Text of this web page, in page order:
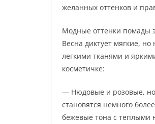
желанных оттенков и
Модные оттенки помады
Весна диктует мягкие,
легкими тканями и
косметичке:
— Нюдовые и розовые, но
становятся немного
бежевые тона с теплыми